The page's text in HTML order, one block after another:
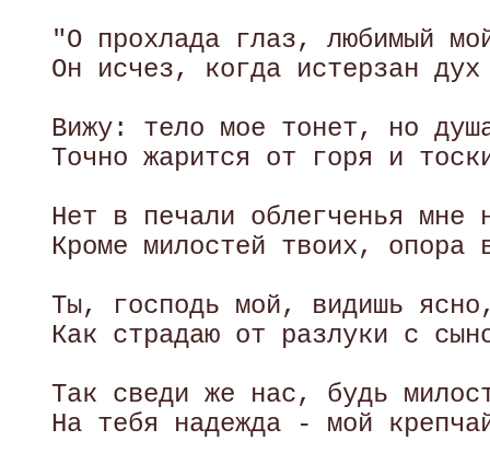
"О прохлада глаз, любимый
Он исчез, когда истерзан
Вижу: тело мое тонет, но
Точно жарится от горя и
Нет в печали облегченья
Кроме милостей твоих,
Ты, господь мой, видишь
Как страдаю от разлуки с
Так сведи же нас, будь